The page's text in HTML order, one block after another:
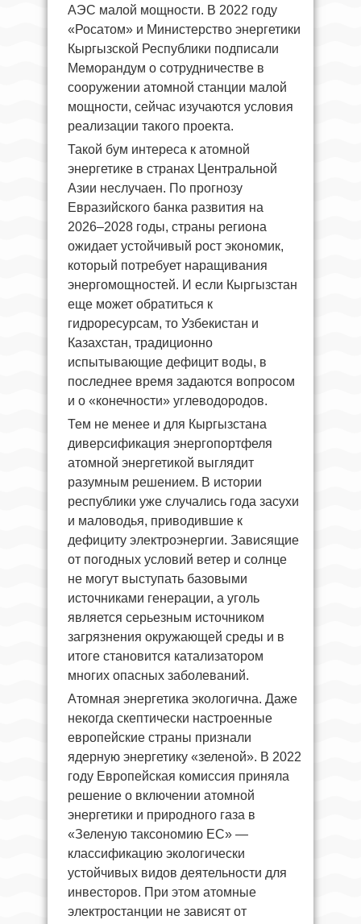
АЭС малой мощности. В 2022 году
«Росатом» и Министерство энергетики
Кыргызской Республики подписали
Меморандум о сотрудничестве в
сооружении атомной станции малой
мощности, сейчас изучаются условия
реализации такого проекта.
Такой бум интереса к атомной
энергетике в странах Центральной
Азии неслучаен. По прогнозу
Евразийского банка развития на
2026–2028 годы, страны региона
ожидает устойчивый рост экономик,
который потребует наращивания
энергомощностей. И если Кыргызстан
еще может обратиться к
гидроресурсам, то Узбекистан и
Казахстан, традиционно
испытывающие дефицит воды, в
последнее время задаются вопросом
и о «конечности» углеводородов.
Тем не менее и для Кыргызстана
диверсификация энергопортфеля
атомной энергетикой выглядит
разумным решением. В истории
республики уже случались года засухи
и маловодья, приводившие к
дефициту электроэнергии. Зависящие
от погодных условий ветер и солнце
не могут выступать базовыми
источниками генерации, а уголь
является серьезным источником
загрязнения окружающей среды и в
итоге становится катализатором
многих опасных заболеваний.
Атомная энергетика экологична. Даже
некогда скептически настроенные
европейские страны признали
ядерную энергетику «зеленой». В 2022
году Европейская комиссия приняла
решение о включении атомной
энергетики и природного газа в
«Зеленую таксономию ЕС» —
классификацию экологически
устойчивых видов деятельности для
инвесторов. При этом атомные
электростанции не зависят от